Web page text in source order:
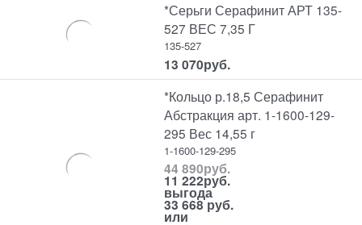
*Серьги Серафинит АРТ 135-
527 ВЕС 7,35 Г
135-527
13 070руб.
*Кольцо р.18,5 Серафинит
Абстракция арт. 1-1600-129-
295 Вес 14,55 г
1-1600-129-295
44 890руб.
11 222руб.
выгода
33 668 руб.
или